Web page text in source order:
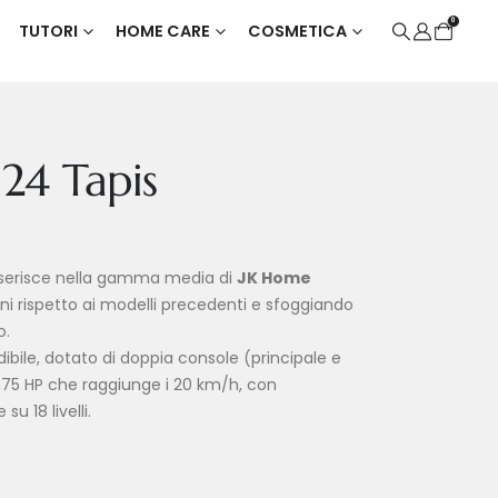
TUTORI HOME CARE COSMETICA 0
Tapis
nella gamma media diJK Home
rispetto ai modelli precedenti e sfoggiando
dotato di doppia console (principale e
HP che raggiunge i 20 km/h, con
18 livelli.